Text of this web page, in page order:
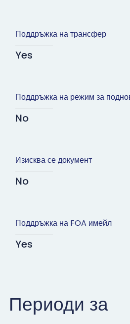
Поддръжка на трансфер
Yes
Поддръжка на режим за
No
Изисква се документ
No
Поддръжка на FOA имейл
Yes
Периоди за